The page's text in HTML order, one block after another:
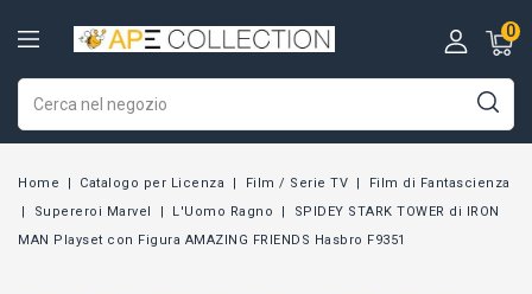
0
Home Catalogo per Licenza Film / Serie TV
Film di Fantascienza
Supereroi Marvel
L'Uomo Ragno
SPIDEY STARK TOWER di IRON
MAN Playset con Figura AMAZING FRIENDS Hasbro F9351